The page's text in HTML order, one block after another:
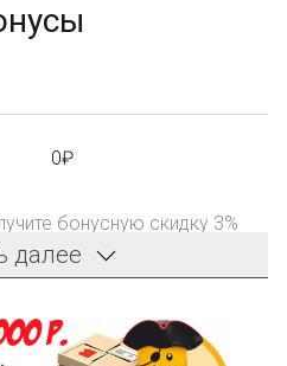
0₽
бонусную скидку 3%
далее